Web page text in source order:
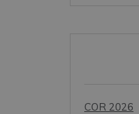
COR 2026